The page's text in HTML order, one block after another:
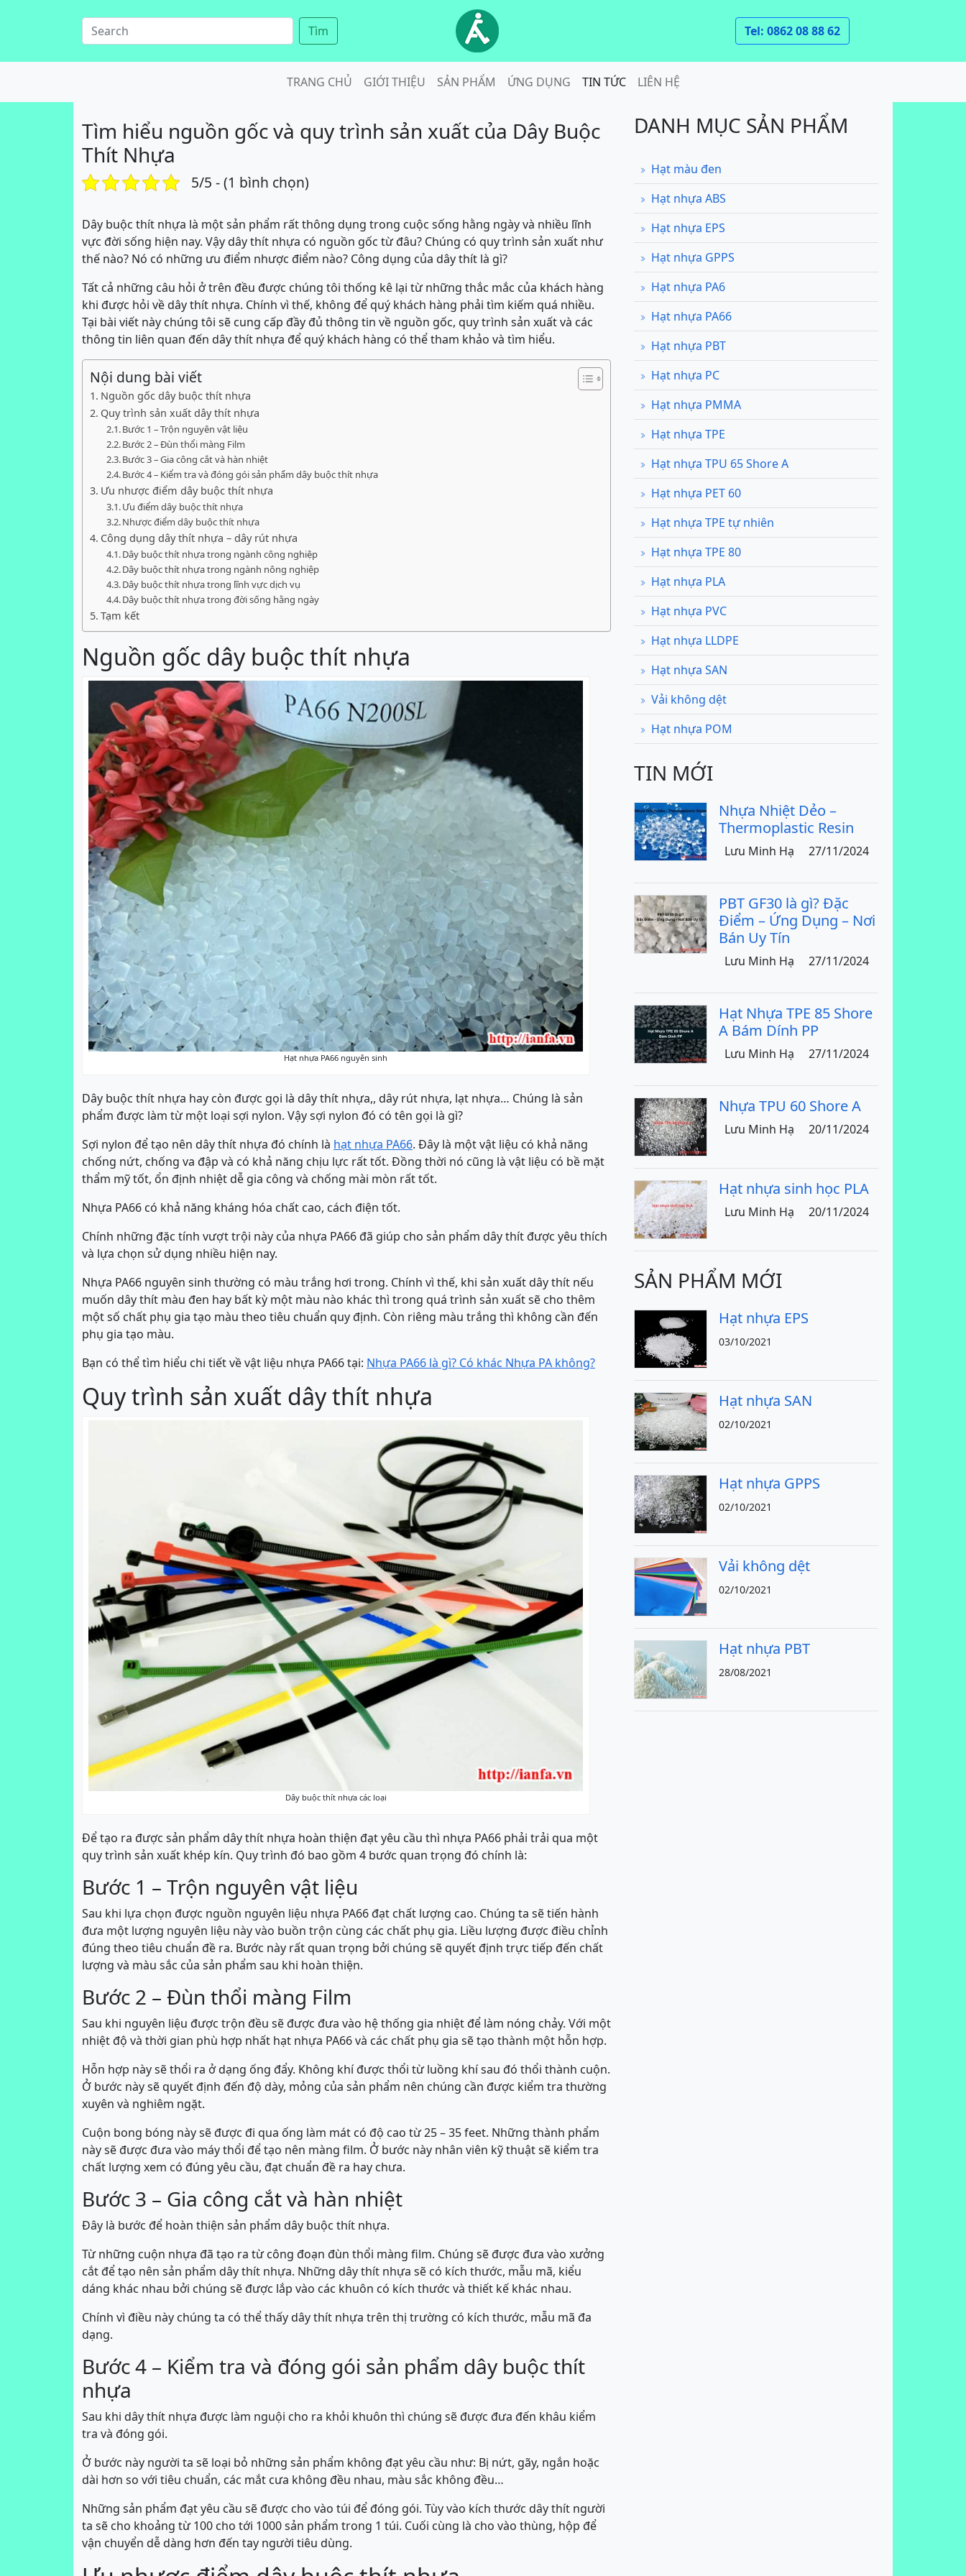
Tìm Tel: 0862 08 88 62
TRANG CHỦ GIỚI THIỆU SẢN PHẨM ỨNG DỤNG TIN TỨC LIÊN HỆ
Tìm hiểu nguồn gốc và quy trình sản xuất của Dây Buộc
Thít Nhựa
5/5 - (1 bình chọn)
Dây buộc thít nhựa là một sản phẩm rất thông dụng trong cuộc sống hằng ngày và nhiều lĩnh
vực đời sống hiện nay. Vậy dây thít nhựa có nguồn gốc từ đâu? Chúng có quy trình sản xuất như
thế nào? Nó có những ưu điểm nhược điểm nào? Công dụng của dây thít là gì?
Tất cả những câu hỏi ở trên đều được chúng tôi thống kê lại từ những thắc mắc của khách hàng
khi được hỏi về dây thít nhựa. Chính vì thế, không để quý khách hàng phải tìm kiếm quá nhiều.
Tại bài viết này chúng tôi sẽ cung cấp đầy đủ thông tin về nguồn gốc, quy trình sản xuất và các
thông tin liên quan đến dây thít nhựa để quý khách hàng có thể tham khảo và tìm hiểu.
Nội dung bài viết
Nguồn gốc dây buộc thít nhựa
Quy trình sản xuất dây thít nhựa
Bước 1 – Trộn nguyên vật liệu
Bước 2 – Đùn thổi màng Film
Bước 3 – Gia công cắt và hàn nhiệt
Bước 4 – Kiểm tra và đóng gói sản phẩm dây buộc thít nhựa
Ưu nhược điểm dây buộc thít nhựa
Ưu điểm dây buộc thít nhựa
Nhược điểm dây buộc thít nhựa
Công dụng dây thít nhựa – dây rút nhựa
Dây buộc thít nhựa trong ngành công nghiệp
Dây buộc thít nhựa trong ngành nông nghiệp
Dây buộc thít nhựa trong lĩnh vực dịch vụ
Dây buộc thít nhựa trong đời sống hằng ngày
Tạm kết
Nguồn gốc dây buộc thít nhựa
Hạt nhựa PA66 nguyên sinh
Dây buộc thít nhựa hay còn được gọi là dây thít nhựa,, dây rút nhựa, lạt nhựa… Chúng là sản
phẩm được làm từ một loại sợi nylon. Vậy sợi nylon đó có tên gọi là gì?
Sợi nylon để tạo nên dây thít nhựa đó chính là hạt nhựa PA66. Đây là một vật liệu có khả năng
chống nứt, chống va đập và có khả năng chịu lực rất tốt. Đồng thời nó cũng là vật liệu có bề mặt
thẩm mỹ tốt, ổn định nhiệt dễ gia công và chống mài mòn rất tốt.
Nhựa PA66 có khả năng kháng hóa chất cao, cách điện tốt.
Chính những đặc tính vượt trội này của nhựa PA66 đã giúp cho sản phẩm dây thít được yêu thích
và lựa chọn sử dụng nhiều hiện nay.
Nhựa PA66 nguyên sinh thường có màu trắng hơi trong. Chính vì thế, khi sản xuất dây thít nếu
muốn dây thít màu đen hay bất kỳ một màu nào khác thì trong quá trình sản xuất sẽ cho thêm
một số chất phụ gia tạo màu theo tiêu chuẩn quy định. Còn riêng màu trắng thì không cần đến
phụ gia tạo màu.
Bạn có thể tìm hiểu chi tiết về vật liệu nhựa PA66 tại: Nhựa PA66 là gì? Có khác Nhựa PA không?
Quy trình sản xuất dây thít nhựa
Dây buộc thít nhựa các loại
Để tạo ra được sản phẩm dây thít nhựa hoàn thiện đạt yêu cầu thì nhựa PA66 phải trải qua một
quy trình sản xuất khép kín. Quy trình đó bao gồm 4 bước quan trọng đó chính là:
Bước 1 – Trộn nguyên vật liệu
Sau khi lựa chọn được nguồn nguyên liệu nhựa PA66 đạt chất lượng cao. Chúng ta sẽ tiến hành
đưa một lượng nguyên liệu này vào buồn trộn cùng các chất phụ gia. Liều lượng được điều chỉnh
đúng theo tiêu chuẩn đề ra. Bước này rất quan trọng bởi chúng sẽ quyết định trực tiếp đến chất
lượng và màu sắc của sản phẩm sau khi hoàn thiện.
Bước 2 – Đùn thổi màng Film
Sau khi nguyên liệu được trộn đều sẽ được đưa vào hệ thống gia nhiệt để làm nóng chảy. Với một
nhiệt độ và thời gian phù hợp nhất hạt nhựa PA66 và các chất phụ gia sẽ tạo thành một hỗn hợp.
Hỗn hợp này sẽ thổi ra ở dạng ống đẩy. Không khí được thổi từ luồng khí sau đó thổi thành cuộn.
Ở bước này sẽ quyết định đến độ dày, mỏng của sản phẩm nên chúng cần được kiểm tra thường
xuyên và nghiêm ngặt.
Cuộn bong bóng này sẽ được đi qua ống làm mát có độ cao từ 25 – 35 feet. Những thành phẩm
này sẽ được đưa vào máy thổi để tạo nên màng film. Ở bước này nhân viên kỹ thuật sẽ kiểm tra
chất lượng xem có đúng yêu cầu, đạt chuẩn đề ra hay chưa.
Bước 3 – Gia công cắt và hàn nhiệt
Đây là bước để hoàn thiện sản phẩm dây buộc thít nhựa.
Từ những cuộn nhựa đã tạo ra từ công đoạn đùn thổi màng film. Chúng sẽ được đưa vào xưởng
cắt để tạo nên sản phẩm dây thít nhựa. Những dây thít nhựa sẽ có kích thước, mẫu mã, kiểu
dáng khác nhau bởi chúng sẽ được lắp vào các khuôn có kích thước và thiết kế khác nhau.
Chính vì điều này chúng ta có thể thấy dây thít nhựa trên thị trường có kích thước, mẫu mã đa
dạng.
Bước 4 – Kiểm tra và đóng gói sản phẩm dây buộc thít
nhựa
Sau khi dây thít nhựa được làm nguội cho ra khỏi khuôn thì chúng sẽ được đưa đến khâu kiểm
tra và đóng gói.
Ở bước này người ta sẽ loại bỏ những sản phẩm không đạt yêu cầu như: Bị nứt, gãy, ngắn hoặc
dài hơn so với tiêu chuẩn, các mắt cưa không đều nhau, màu sắc không đều…
Những sản phẩm đạt yêu cầu sẽ được cho vào túi để đóng gói. Tùy vào kích thước dây thít người
ta sẽ cho khoảng từ 100 cho tới 1000 sản phẩm trong 1 túi. Cuối cùng là cho vào thùng, hộp để
vận chuyển dễ dàng hơn đến tay người tiêu dùng.
DANH MỤC SẢN PHẨM
Hạt màu đen
Hạt nhựa ABS
Hạt nhựa EPS
Hạt nhựa GPPS
Hạt nhựa PA6
Hạt nhựa PA66
Hạt nhựa PBT
Hạt nhựa PC
Hạt nhựa PMMA
Hạt nhựa TPE
Hạt nhựa TPU 65 Shore A
Hạt nhựa PET 60
Hạt nhựa TPE tự nhiên
Hạt nhựa TPE 80
Hạt nhựa PLA
Hạt nhựa PVC
Hạt nhựa LLDPE
Hạt nhựa SAN
Vải không dệt
Hạt nhựa POM
TIN MỚI
Nhựa Nhiệt Dẻo –
Thermoplastic Resin
Lưu Minh Hạ 27/11/2024
PBT GF30 là gì? Đặc
Điểm – Ứng Dụng – Nơi
Bán Uy Tín
Lưu Minh Hạ 27/11/2024
Hạt Nhựa TPE 85 Shore
A Bám Dính PP
Lưu Minh Hạ 27/11/2024
Nhựa TPU 60 Shore A
Lưu Minh Hạ 20/11/2024
Hạt nhựa sinh học PLA
Lưu Minh Hạ 20/11/2024
SẢN PHẨM MỚI
Hạt nhựa EPS
03/10/2021
Hạt nhựa SAN
02/10/2021
Hạt nhựa GPPS
02/10/2021
Vải không dệt
02/10/2021
Hạt nhựa PBT
28/08/2021